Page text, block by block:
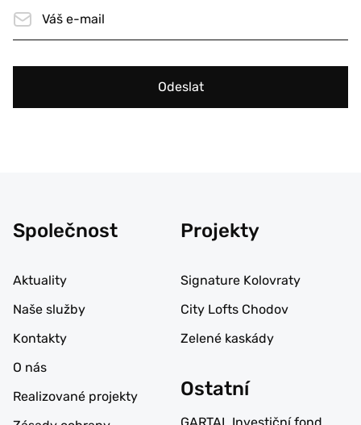
Odeslat
Společnost
Aktuality
Naše služby
Kontakty
O nás
Realizované projekty
Projekty
Signature Kolovraty
City Lofts Chodov
Zelené kaskády
Ostatní